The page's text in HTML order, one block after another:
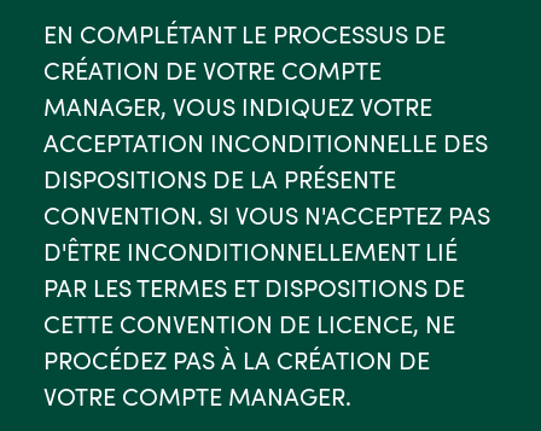
EN COMPLÉTANT LE PROCESSUS DE
CRÉATION DE VOTRE COMPTE
MANAGER, VOUS INDIQUEZ VOTRE
ACCEPTATION INCONDITIONNELLE DES
DISPOSITIONS DE LA PRÉSENTE
CONVENTION. SI VOUS N'ACCEPTEZ PAS
D'ÊTRE INCONDITIONNELLEMENT LIÉ
PAR LES TERMES ET DISPOSITIONS DE
CETTE CONVENTION DE LICENCE, NE
PROCÉDEZ PAS À LA CRÉATION DE
VOTRE COMPTE MANAGER.